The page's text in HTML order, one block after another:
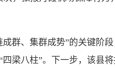
群、集群成势”的关键阶
梁八柱”。下一步，该县